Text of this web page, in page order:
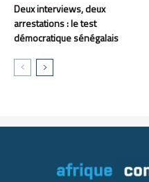
Deux interviews, deux
arrestations : le test
démocratique sénégalais